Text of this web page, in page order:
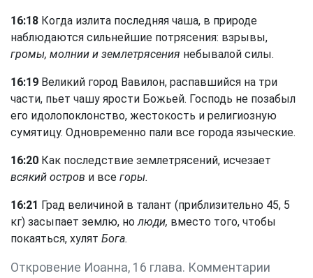
16:18 Когда излита последняя чаша, в природе
наблюдаются сильнейшие потрясения: взрывы,
громы, молнии и землетрясения небывалой силы.
16:19 Великий город Вавилон, распавшийся на три
части, пьет чашу ярости Божьей. Господь не позабыл
его идолопоклонство, жестокость и религиозную
сумятицу. Одновременно пали все города языческие.
16:20 Как последствие землетрясений, исчезает
всякий остров и все горы.
16:21 Град величиной в талант (приблизительно 45, 5
кг) засыпает землю, нолюди, вместо того, чтобы
покаяться, хулят Бога.
Откровение Иоанна, 16 глава. Комментарии